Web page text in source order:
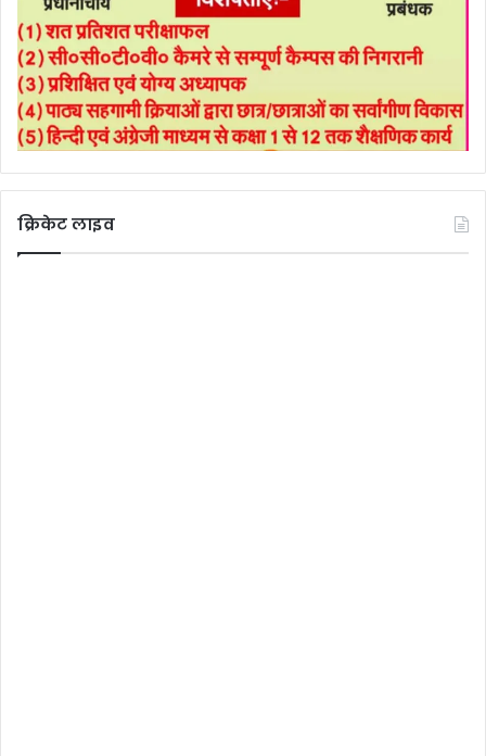
क्रिकेट लाइव